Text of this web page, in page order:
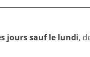
jours sauf le lundi,